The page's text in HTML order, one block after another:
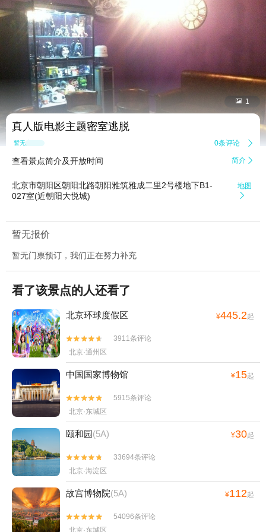
 1
真人版电影主题密室逃脱
暂无点评 0条评论 
查看景点简介及开放时间 简介 
北京市朝阳区朝阳北路朝阳雅筑雅成二里2号楼地下B1-
027室(近朝阳大悦城)
地图

暂无报价
暂无门票预订，我们正在努力补充
看了该景点的人还看了
北京环球度假区 ¥445.2起


3911条评论
北京·通州区
中国国家博物馆 ¥15起


5915条评论
北京·东城区
颐和园(5A) ¥30起


33694条评论
北京·海淀区
故宫博物院(5A) ¥112起


54096条评论
